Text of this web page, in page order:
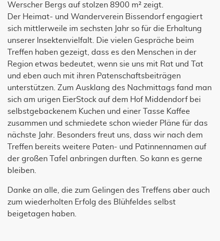
Werscher Bergs auf stolzen 8900 m² zeigt.
Der Heimat- und Wanderverein Bissendorf engagiert
sich mittlerweile im sechsten Jahr so für die Erhaltung
unserer Insektenvielfalt. Die vielen Gespräche beim
Treffen haben gezeigt, dass es den Menschen in der
Region etwas bedeutet, wenn sie uns mit Rat und Tat
und eben auch mit ihren Patenschaftsbeiträgen
unterstützen. Zum Ausklang des Nachmittags fand man
sich am urigen EierStock auf dem Hof Middendorf bei
selbstgebackenem Kuchen und einer Tasse Kaffee
zusammen und schmiedete schon wieder Pläne für das
nächste Jahr. Besonders freut uns, dass wir nach dem
Treffen bereits weitere Paten- und Patinnennamen auf
der großen Tafel anbringen durften. So kann es gerne
bleiben.
Danke an alle, die zum Gelingen des Treffens aber auch
zum wiederholten Erfolg des Blühfeldes selbst
beigetagen haben.